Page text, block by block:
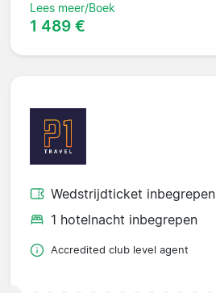
Lees meer/Boek
1 489 €
Wedstrijdticket inbegrepen
1 hotelnacht inbegrepen
Accredited club level agent